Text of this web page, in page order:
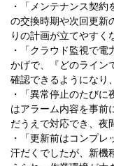
・「メンテナンス契
の交換時期や次回更新
りの計画が立てやすく
・「クラウド監視で電
かげで、『どのライン
確認できるようになり
・「異常停止のたび
はアラーム内容を事前
だうえで対応でき、夜
・「更新前はコンプ
汗だくでしたが、新機